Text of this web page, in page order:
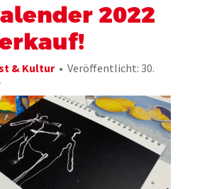
2022
& Kultur
Veröffentlicht: 30.